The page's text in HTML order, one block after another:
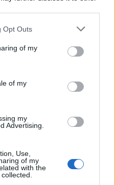
uses one or more Google
behaviour. You may click to
and its third-party tags to
purposes in below Google
Opt Outs
of my
of my
my
Advertising.
Use,
of my
with the
köve mesél –
valamint a közeli
János híd és szobor is.
már zajlik a teljesen új
csomópont építése
épül Angyalföldön